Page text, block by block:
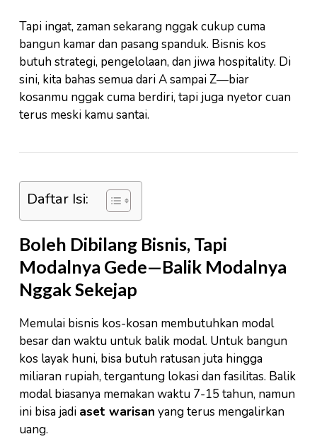
Tapi ingat, zaman sekarang nggak cukup cuma
bangun kamar dan pasang spanduk. Bisnis kos
butuh strategi, pengelolaan, dan jiwa hospitality. Di
sini, kita bahas semua dari A sampai Z—biar
kosanmu nggak cuma berdiri, tapi juga nyetor cuan
terus meski kamu santai.
Daftar Isi:
Boleh Dibilang Bisnis, Tapi
Modalnya Gede—Balik Modalnya
Nggak Sekejap
Memulai bisnis kos-kosan membutuhkan modal
besar dan waktu untuk balik modal. Untuk bangun
kos layak huni, bisa butuh ratusan juta hingga
miliaran rupiah, tergantung lokasi dan fasilitas. Balik
modal biasanya memakan waktu 7-15 tahun, namun
ini bisa jadi aset warisan yang terus mengalirkan
uang.